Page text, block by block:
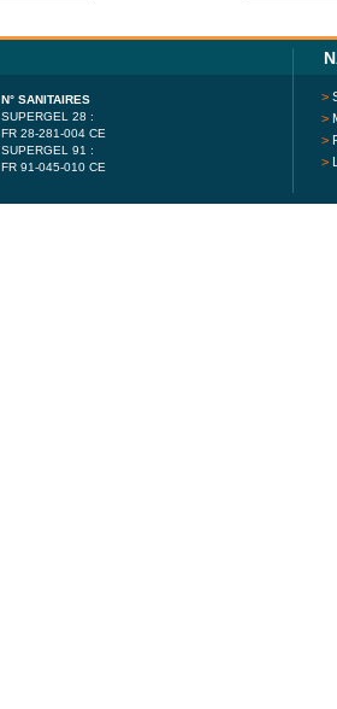
N° SANITAIRES
SUPERGEL 28 :
FR 28-281-004 CE
SUPERGEL 91 :
FR 91-045-010 CE
>
>
>
>